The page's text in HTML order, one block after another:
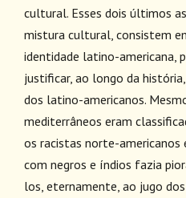
cultural. Esses dois últimos
mistura cultural, consistem
identidade latino-americana,
justificar, ao longo da
dos latino-americanos.
mediterrâneos eram
os racistas norte-americanos
com negros e índios fazia
los, eternamente, ao jugo